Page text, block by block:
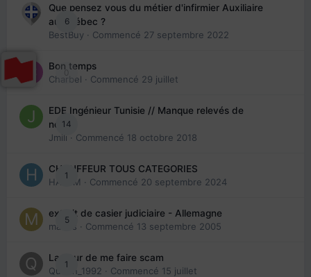
6
Que pensez vous du métier d'infirmier Auxiliaire
au Québec ?
BestBuy · Commencé 27 septembre 2022
0
Bon temps
Charbel · Commencé 29 juillet
14
EDE Ingénieur Tunisie // Manque relevés de
note
Jmili · Commencé 18 octobre 2018
1
CHAUFFEUR TOUS CATEGORIES
HAZEM · Commencé 20 septembre 2024
5
extrait de casier judiciaire - Allemagne
maries · Commencé 13 septembre 2005
1
La peur de me faire scam
Queen_1992 · Commencé 15 juillet